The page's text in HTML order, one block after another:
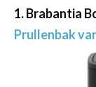
1. Brabantia
Prullenbak